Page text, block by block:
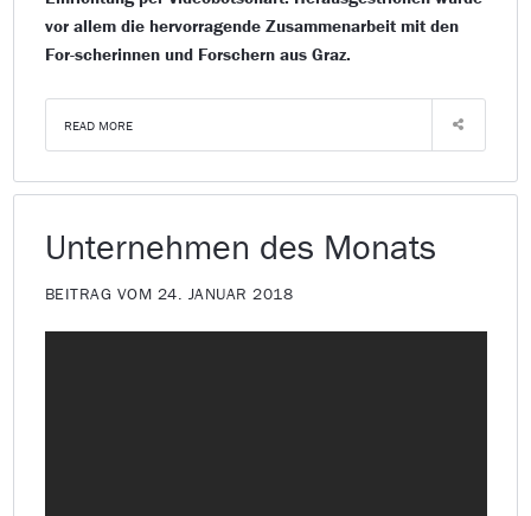
vor allem die hervorragende Zusammenarbeit mit den
For-scherinnen und Forschern aus Graz.
READ MORE
Unternehmen des Monats
BEITRAG VOM 24. JANUAR 2018